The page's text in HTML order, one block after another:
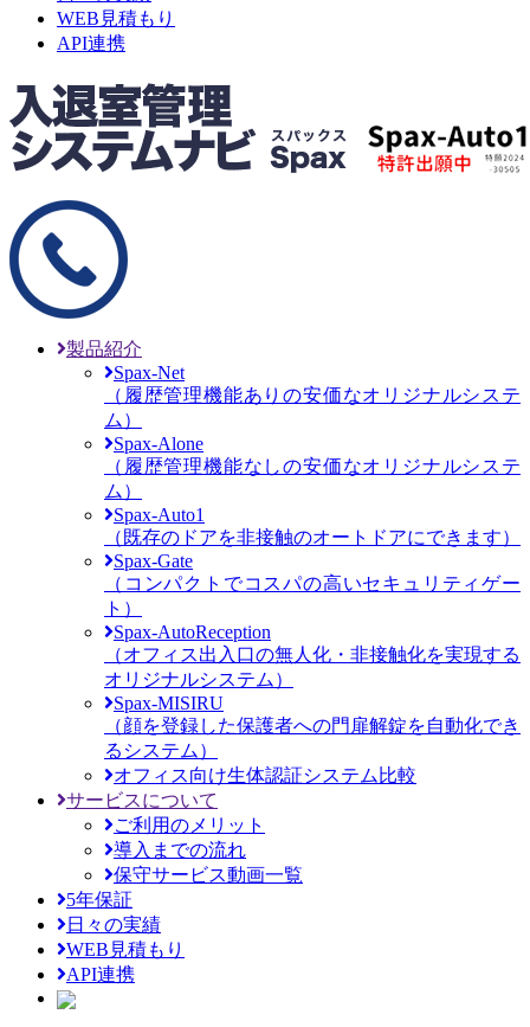
WEB見積もり
API連携
製品紹介
Spax-Net
（履歴管理機能ありの安価なオリジナルシステ
ム）
Spax-Alone
（履歴管理機能なしの安価なオリジナルシステ
ム）
Spax-Auto1
（既存のドアを非接触のオートドアにできます）
Spax-Gate
（コンパクトでコスパの高いセキュリティゲー
ト）
Spax-AutoReception
（オフィス出入口の無人化・非接触化を実現する
オリジナルシステム）
Spax-MISIRU
（顔を登録した保護者への門扉解錠を自動化でき
るシステム）
オフィス向け生体認証システム比較
サービスについて
ご利用のメリット
導入までの流れ
保守サービス動画一覧
5年保証
日々の実績
WEB見積もり
API連携